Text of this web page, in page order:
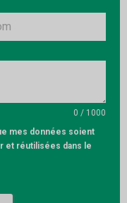
0 / 1000
mes données soient
et réutilisées dans le